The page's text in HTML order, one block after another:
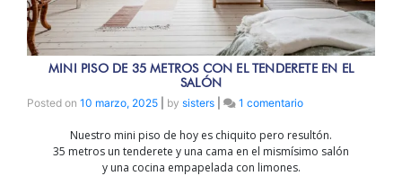
MINI PISO DE 35 METROS CON EL TENDERETE EN EL
SALÓN
Posted on 10 marzo, 2025 by sisters 1 comentarioen
PISO
DE
Nuestro mini piso de hoy es chiquito pero resultón.
35 metros un tenderete y una cama en el mismísimo salón
y una cocina empapelada con limones.